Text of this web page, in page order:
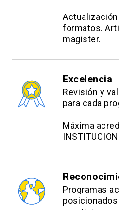
formatos.
magister.
Excelencia
Revisión y
para cada
Máxima
Programas